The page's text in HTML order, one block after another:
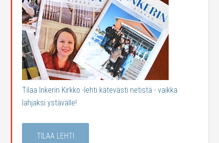
Tilaa Inkerin Kirkko -lehti kätevästi netistä - vaikka
lahjaksi ystävälle!
TILAA LEHTI